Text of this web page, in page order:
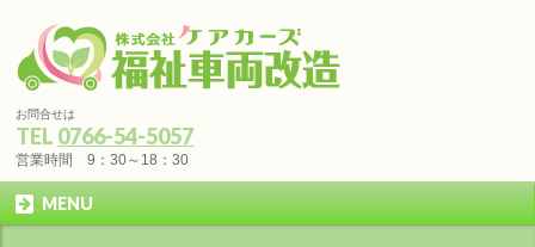
お問合せは
TEL 0766-54-5057
営業時間 9：30～18：30
MENU